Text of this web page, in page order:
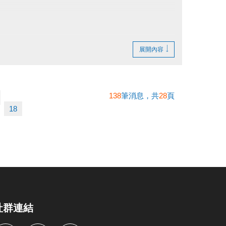
展開內容
18
138筆消息，共28頁
群連結